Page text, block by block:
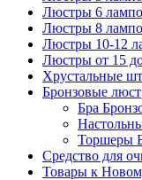
Люстры 6
Люстры 8
Люстры 10-12
Люстры от 15
Хрустальные
Бронзовые
Бра
Торшеры
Средство для
Товары к